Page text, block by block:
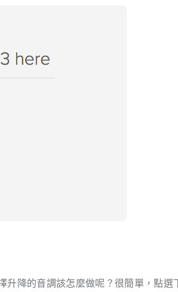
升降的音調該怎麼做呢？很簡單，點選